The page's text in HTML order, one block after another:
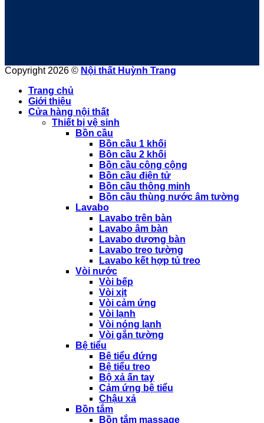
Copyright 2026 © Nội thất Huỳnh Trang
Trang chủ
Giới thiệu
Cửa hàng nội thất
Thiết bị vệ sinh
Bồn cầu
Bồn cầu 1 khối
Bồn cầu 2 khối
Bồn cầu công cộng
Bồn cầu điện tử
Bồn cầu thông minh
Bồn cầu thùng nước âm tường
Lavabo
Lavabo trên bàn
Lavabo âm bàn
Lavabo dương bàn
Lavabo treo tường
Lavabo kết hợp tủ treo
Vòi nước
Vòi bếp
Vòi xịt
Vòi cảm ứng
Vòi lạnh
Vòi nóng lạnh
Vòi gắn tường
Bệ tiểu
Bệ tiểu đứng
Bệ tiểu treo
Bộ xả ấn tay
Cảm ứng bệ tiểu
Chậu xả
Bồn tắm
Bồn tắm massage